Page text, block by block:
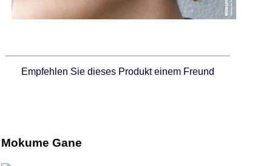
Empfehlen Sie dieses Produkt einem Freund
Mokume Gane